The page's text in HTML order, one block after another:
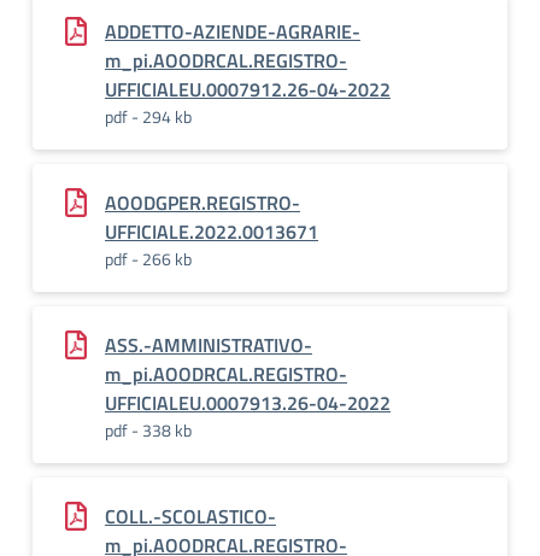
ADDETTO-AZIENDE-AGRARIE-
m_pi.AOODRCAL.REGISTRO-
UFFICIALEU.0007912.26-04-2022
pdf - 294 kb
AOODGPER.REGISTRO-
UFFICIALE.2022.0013671
pdf - 266 kb
ASS.-AMMINISTRATIVO-
m_pi.AOODRCAL.REGISTRO-
UFFICIALEU.0007913.26-04-2022
pdf - 338 kb
COLL.-SCOLASTICO-
m_pi.AOODRCAL.REGISTRO-